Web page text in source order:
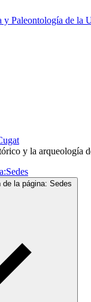
y Paleontología de la
y la arqueología
Sedes
de la página: Sedes